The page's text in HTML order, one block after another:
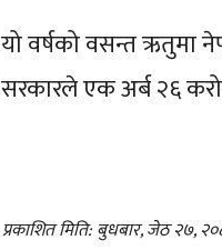
यो वर्षको वसन्त ऋतुमा
सरकारले एक अर्ब २६
प्रकाशित मिति: बुधबार, जेठ २७,